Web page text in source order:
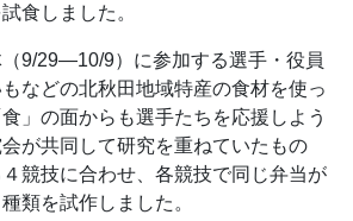
食しました。
9/29―10/9）に参加する選手・役員
などの北秋田地域特産の食材を使っ
」の面からも選手たちを応援しよう
が共同して研究を重ねていたもの
競技に合わせ、各競技で同じ弁当が
類を試作しました。